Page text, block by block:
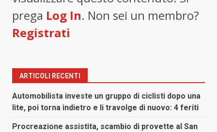
prega Log In. Non sei un membro?
Registrati
ARTICOLI RECENTI
Automobilista investe un gruppo di ciclisti dopo una
lite, poi torna indietro e li travolge di nuovo: 4 feriti
Procreazione assistita, scambio di provette al San